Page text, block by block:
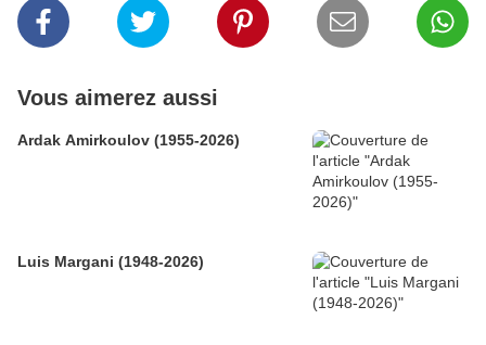
Vous aimerez aussi
Ardak Amirkoulov (1955-2026)
Luis Margani (1948-2026)